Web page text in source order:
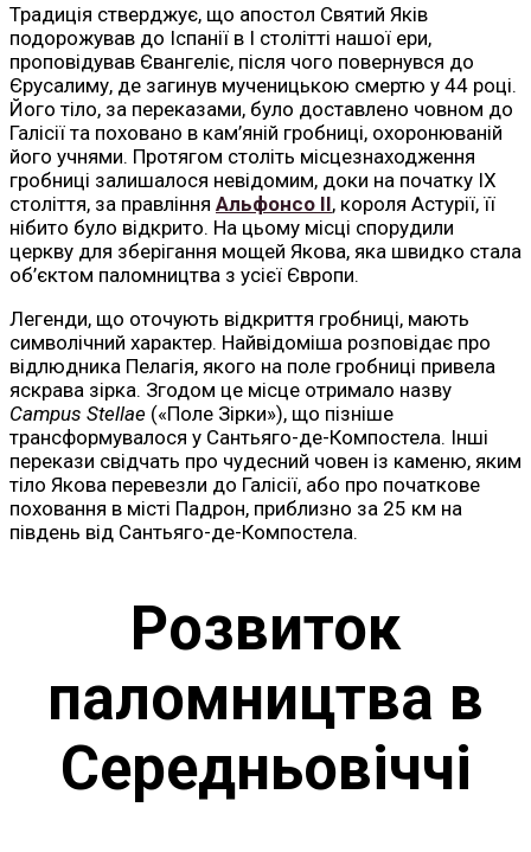
Традиція стверджує, що апостол Святий Яків
подорожував до Іспанії в I столітті нашої ери,
проповідував Євангеліє, після чого повернувся до
Єрусалиму, де загинув мученицькою смертю у 44 році.
Його тіло, за переказами, було доставлено човном до
Галісії та поховано в кам’яній гробниці, охоронюваній
його учнями. Протягом століть місцезнаходження
гробниці залишалося невідомим, доки на початку IX
століття, за правління Альфонсо II, короля Астурії, її
нібито було відкрито. На цьому місці спорудили
церкву для зберігання мощей Якова, яка швидко стала
об’єктом паломництва з усієї Європи.
Легенди, що оточують відкриття гробниці, мають
символічний характер. Найвідоміша розповідає про
відлюдника Пелагія, якого на поле гробниці привела
яскрава зірка. Згодом це місце отримало назву
Campus Stellae («Поле Зірки»), що пізніше
трансформувалося у Сантьяго-де-Компостела. Інші
перекази свідчать про чудесний човен із каменю, яким
тіло Якова перевезли до Галісії, або про початкове
поховання в місті Падрон, приблизно за 25 км на
південь від Сантьяго-де-Компостела.
Розвиток
паломництва в
Середньовіччі